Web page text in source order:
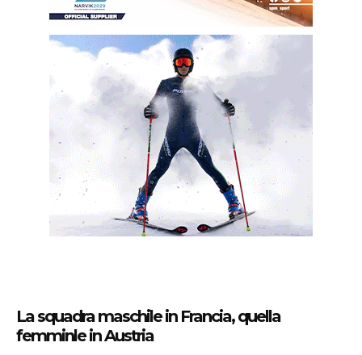
La squadra maschile in Francia, quella
femminle in Austria